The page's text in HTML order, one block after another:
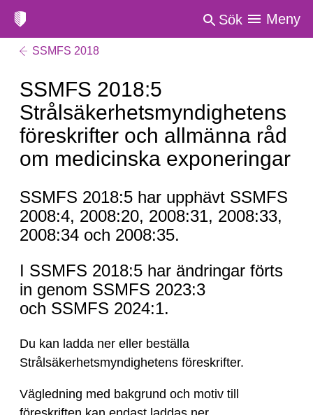
Sök Meny
SSMFS 2018
SSMFS 2018:5
Strålsäkerhetsmyndighetens
föreskrifter och allmänna råd
om medicinska exponeringar
SSMFS 2018:5 har upphävt SSMFS
2008:4, 2008:20, 2008:31, 2008:33,
2008:34 och 2008:35.
I SSMFS 2018:5 har ändringar förts
in genom SSMFS 2023:3
och SSMFS 2024:1.
Du kan ladda ner eller beställa
Strålsäkerhetsmyndighetens föreskrifter.
Vägledning med bakgrund och motiv till